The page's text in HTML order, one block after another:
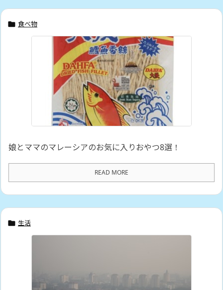
 食べ物
娘とママのマレーシアのお気に入りおやつ8選！
READ MORE
 生活